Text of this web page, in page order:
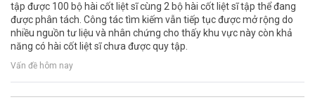
tập được 100 bộ hài cốt liệt sĩ cùng 2 bộ hài cốt liệt sĩ tập thể đang
được phân tách. Công tác tìm kiếm vẫn tiếp tục được mở rộng do
nhiều nguồn tư liệu và nhân chứng cho thấy khu vực này còn khả
năng có hài cốt liệt sĩ chưa được quy tập.
Vấn đề hôm nay